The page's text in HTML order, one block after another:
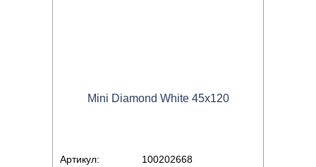
Mini Diamond White 45x120
Артикул:
100202668